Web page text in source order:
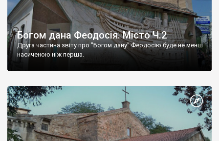
Богом дана Феодосія. Місто Ч.2
Друга частина звіту про "Богом дану" Феодосію буде не менш
насиченою ніж перша.